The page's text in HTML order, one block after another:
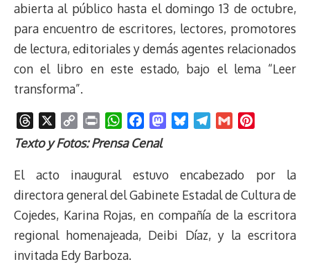
abierta al público hasta el domingo 13 de octubre,
para encuentro de escritores, lectores, promotores
de lectura, editoriales y demás agentes relacionados
con el libro en este estado, bajo el lema “Leer
transforma”.
h
e
d
s
o
y
i
n
k
r
n
W
h
s
A
p
p
a
e
b
o
o
k
M
t
d
o
n
e
k
y
e
g
r
a
m
i
t
e
r
e
s
Texto y Fotos: Prensa Cenal
El acto inaugural estuvo encabezado por la
directora general del Gabinete Estadal de Cultura de
Cojedes, Karina Rojas, en compañía de la escritora
regional homenajeada, Deibi Díaz, y la escritora
invitada Edy Barboza.